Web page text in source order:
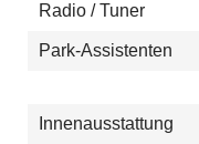
Radio / Tuner
Park-Assistenten
Innenausstattung